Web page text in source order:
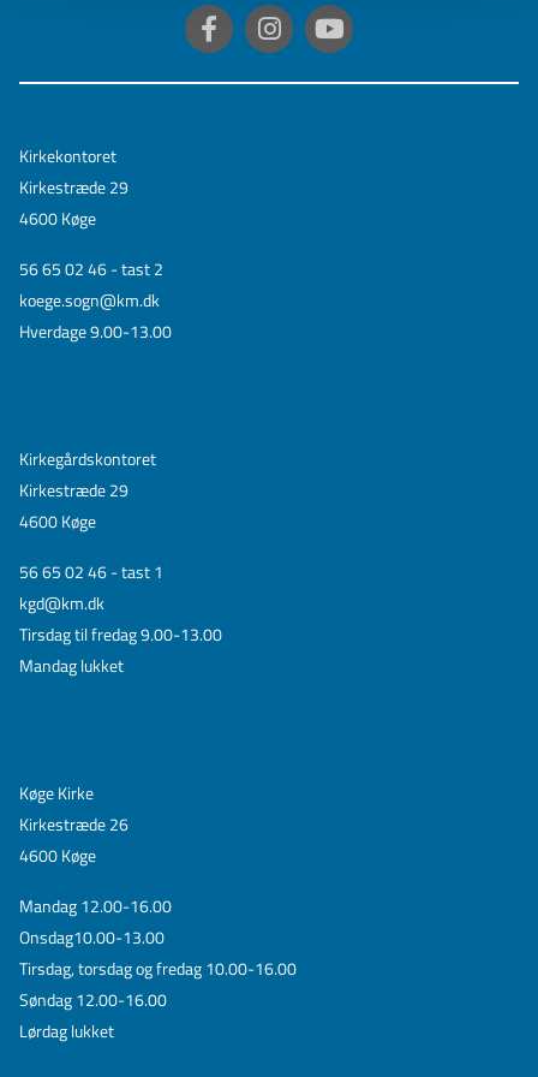
Kirkekontoret
Kirkestræde 29
4600 Køge
56 65 02 46 - tast 2
koege.sogn@km.dk
Hverdage 9.00-13.00
Kirkegårdskontoret
Kirkestræde 29
4600 Køge
56 65 02 46 - tast 1
kgd@km.dk
Tirsdag til fredag 9.00-13.00
Mandag lukket
Køge Kirke
Kirkestræde 26
4600 Køge
Mandag 12.00-16.00
Onsdag10.00-13.00
Tirsdag, torsdag og fredag 10.00-16.00
Søndag 12.00-16.00
Lørdag lukket